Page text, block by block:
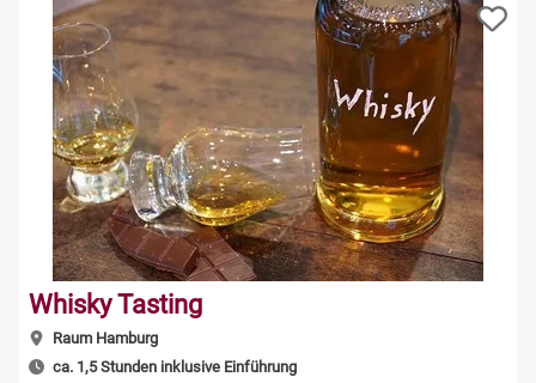
Whisky Tasting
Raum Hamburg
ca. 1,5 Stunden inklusive Einführung
Würzburg
Zwickau